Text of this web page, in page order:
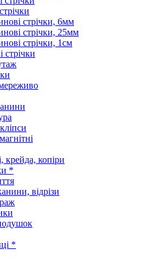
стрічки, 6мм
стрічки, 25мм
стрічки, 1см
стрічки
крейда, копіри
*
відрізи
*